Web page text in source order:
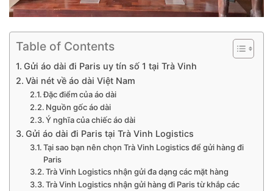
Table of Contents
Gửi áo dài đi Paris uy tín số 1 tại Trà Vinh
Vài nét về áo dài Việt Nam
Đặc điểm của áo dài
Nguồn gốc áo dài
Ý nghĩa của chiếc áo dài
Gửi áo dài đi Paris tại Trà Vinh Logistics
Tại sao bạn nên chọn Trà Vinh Logistics để gửi hàng đi
Paris
Trà Vinh Logistics nhận gửi đa dạng các mặt hàng
Trà Vinh Logistics nhận gửi hàng đi Paris từ khắp các